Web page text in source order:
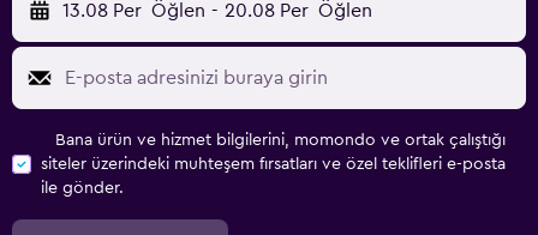
13.08 Per Öğlen - 20.08 Per Öğlen
Bana ürün ve hizmet bilgilerini, momondo ve ortak çalıştığı
siteler üzerindeki muhteşem fırsatları ve özel teklifleri e-posta
ile gönder.